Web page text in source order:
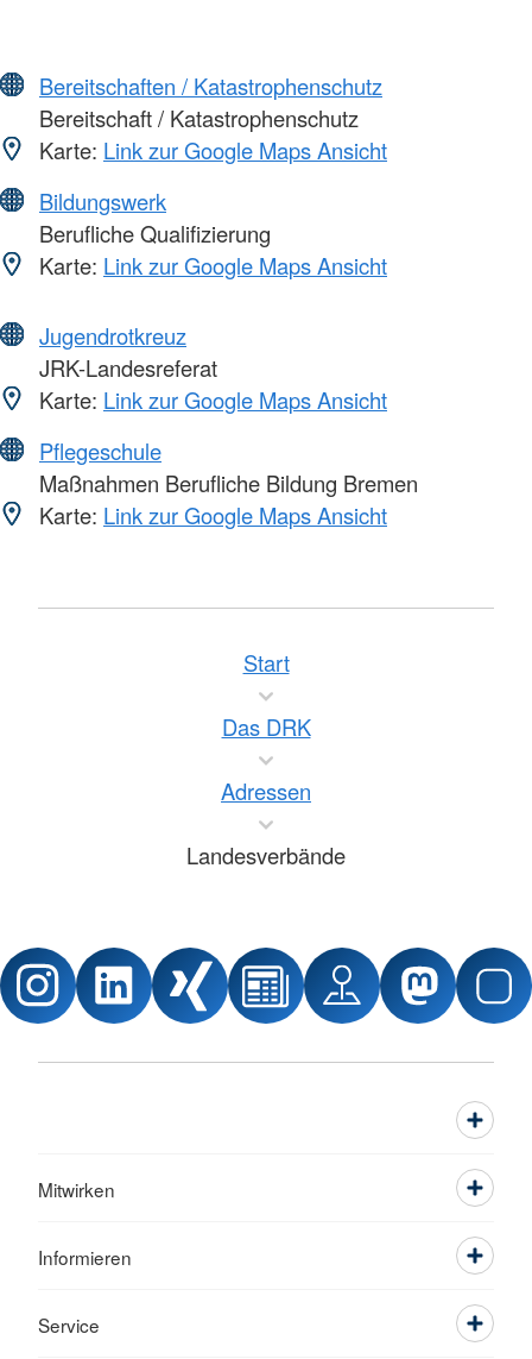
Bereitschaften / Katastrophenschutz
Bereitschaft / Katastrophenschutz
Karte: Link zur Google Maps Ansicht
Bildungswerk
Berufliche Qualifizierung
Karte: Link zur Google Maps Ansicht
Jugendrotkreuz
JRK-Landesreferat
Karte: Link zur Google Maps Ansicht
Pflegeschule
Maßnahmen Berufliche Bildung Bremen
Karte: Link zur Google Maps Ansicht
Start
Das DRK
Adressen
Landesverbände
Mitwirken
Informieren
Service